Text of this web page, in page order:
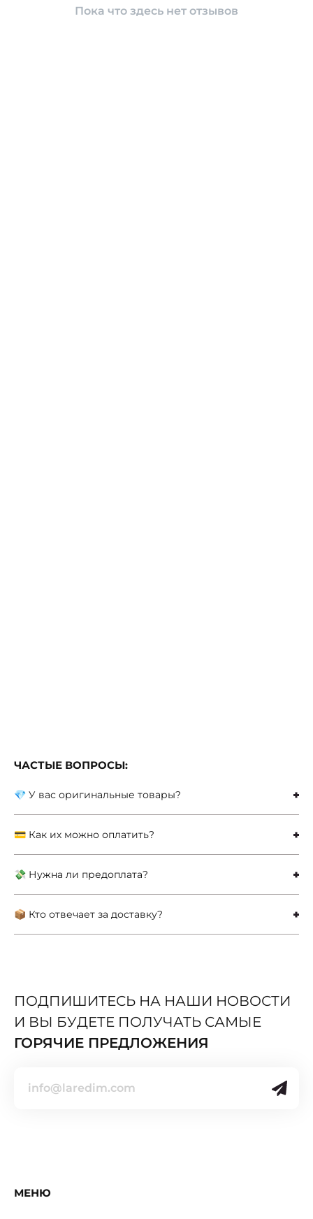
Пока что здесь нет отзывов
ЧАСТЫЕ ВОПРОСЫ:
💎 У вас оригинальные товары?
💳 Как их можно оплатить?
💸 Нужна ли предоплата?
📦 Кто отвечает за доставку?
ПОДПИШИТЕСЬ НА НАШИ НОВОСТИ
И ВЫ БУДЕТЕ ПОЛУЧАТЬ САМЫЕ
ГОРЯЧИЕ ПРЕДЛОЖЕНИЯ
МЕНЮ